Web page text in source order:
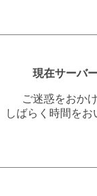
現在サーバ
ご迷惑をおか
しばらく時間を